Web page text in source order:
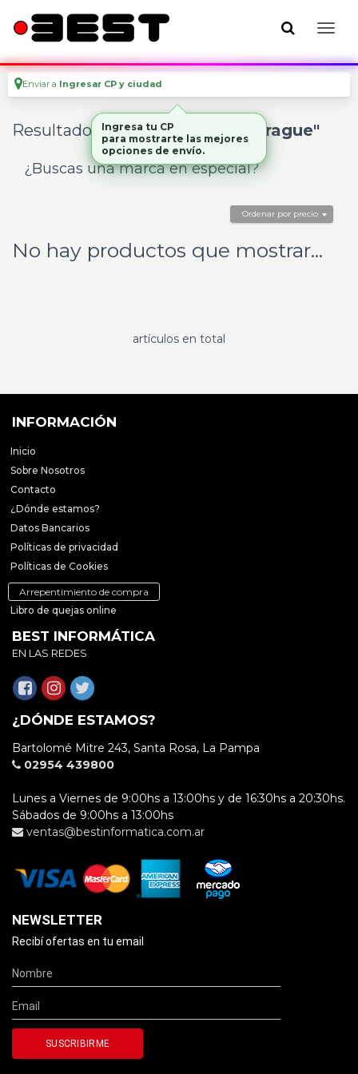
Enviar a Ingresar CP y ciudad
Resultados para"pedal de embrague"
¿Buscas una marca en especial?
Ordenar por precio
No hay productos que mostrar...
artículos en total
INFORMACIÓN
Inicio
Sobre Nosotros
Contacto
¿Dónde estamos?
Datos Bancarios
Políticas de privacidad
Políticas de Cookies
Arrepentimiento de compra
Libro de quejas online
BEST INFORMÁTICA
EN LAS REDES
¿DÓNDE ESTAMOS?
Bartolomé Mitre 243, Santa Rosa, La Pampa
02954 439800
Lunes a Viernes de 9:00hs a 13:00hs y de 16:30hs a 20:30hs.
Sábados de 9:00hs a 13:00hs
ventas@bestinformatica.com.ar
NEWSLETTER
Recibí ofertas en tu email
Ingresa tu CP
para mostrarte las mejores
opciones de envío.